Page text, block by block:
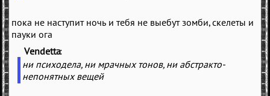
пока не наступит ночь и тебя не выебут зомби, скелеты и
пауки ога
Vendetta
ни психодела, ни мрачных тонов, ни абстракто-
непонятных вещей